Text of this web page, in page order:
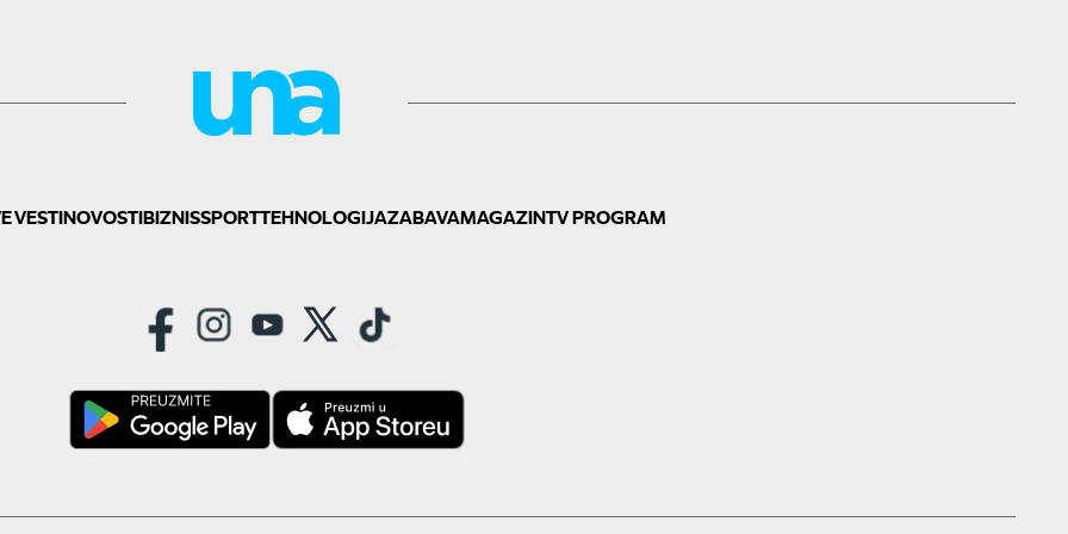
VESTINOVOSTIBIZNISSPORTTEHNOLOGIJAZABAVAMAGAZINTV PROGRAM